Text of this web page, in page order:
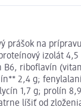
prášok na
izolát
riboflavín
2,4 g;
1,7 g; prolín
líšiť od